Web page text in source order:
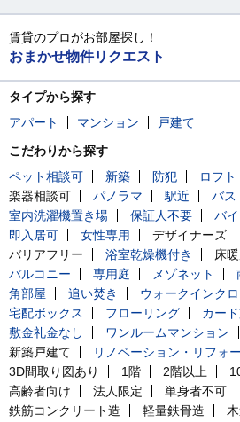
賃貸のプロがお部屋探し！
おまかせ物件リクエスト
タイプから探す
アパート
マンション
戸建て
こだわりから探す
ペット相談可
新築 防犯 ロフト
楽器相談可
パノラマ 駅近
バス
室内洗濯機置き場
保証人不要
バ
即入居可
女性専用 デザイナーズ
バリアフリー
浴室乾燥機付き 床
バルコニー
専用庭 メゾネット
角部屋
追い焚き
ウォークインク
宅配ボックス
フローリング
カー
敷金礼金なし
ワンルームマンション
新築戸建て
リノベーション・リフォ
3D間取り図あり
1階 2階以上
高齢者向け
法人限定 単身者不可
鉄筋コンクリート造
軽量鉄骨造